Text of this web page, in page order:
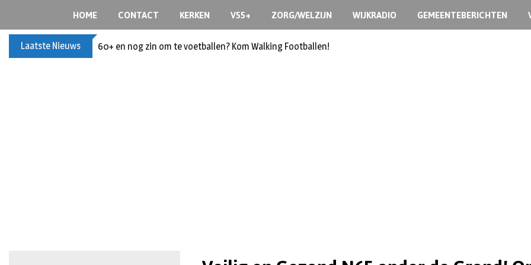
HOME CONTACT KERKEN V55+ ZORG/WELZIJN WIJKRADIO GEMEENTEBERICHTEN
Laatste Nieuws 60+ en nog zin om te voetballen? Kom Walking Footballen!